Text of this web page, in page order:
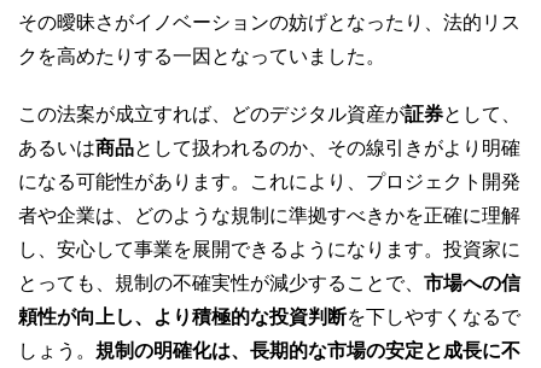
その曖昧さがイノベーションの妨げとなったり、法的リス
クを高めたりする一因となっていました。
この法案が成立すれば、どのデジタル資産が証券として、
あるいは商品として扱われるのか、その線引きがより明確
になる可能性があります。これにより、プロジェクト開発
者や企業は、どのような規制に準拠すべきかを正確に理解
し、安心して事業を展開できるようになります。投資家に
とっても、規制の不確実性が減少することで、 市場への信
頼性が向上し、より積極的な投資判断を下しやすくなるで
しょう。 規制の明確化は、長期的な市場の安定と成長に不